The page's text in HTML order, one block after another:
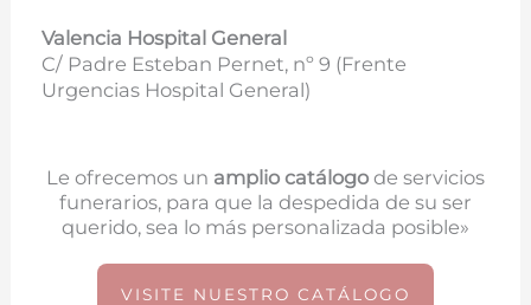
Valencia Hospital General
C/ Padre Esteban Pernet, nº 9 (Frente
Urgencias Hospital General)
Le ofrecemos un amplio catálogo de servicios
funerarios, para que la despedida de su ser
querido, sea lo más personalizada posible»
VISITE NUESTRO CATÁLOGO